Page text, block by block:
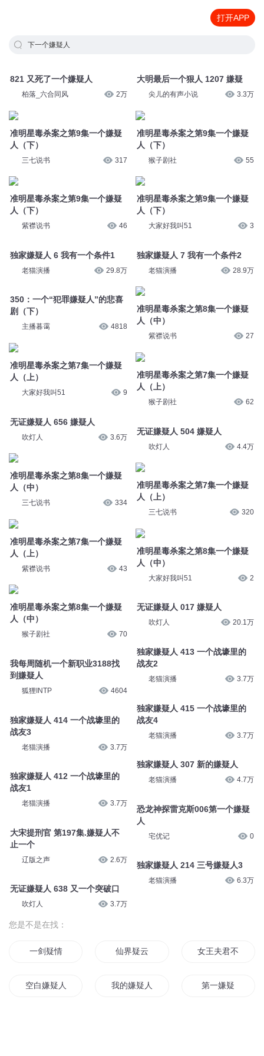
打开APP
下一个嫌疑人
821 又死了一个嫌疑人
柏落_六合同风 2万
准明星毒杀案之第9集一个嫌疑
人（下）
三七说书 317
准明星毒杀案之第9集一个嫌疑
人（下）
紫襟说书 46
独家嫌疑人 6 我有一个条件1
老猫演播 29.8万
350：一个“犯罪嫌疑人”的悲喜
剧（下）
主播暮霭 4818
准明星毒杀案之第7集一个嫌疑
人（上）
大家好我叫51 9
无证嫌疑人 656 嫌疑人
吹灯人 3.6万
准明星毒杀案之第8集一个嫌疑
人（中）
三七说书 334
准明星毒杀案之第7集一个嫌疑
人（上）
紫襟说书 43
准明星毒杀案之第8集一个嫌疑
人（中）
猴子剧社 70
我每周随机一个新职业3188找
到嫌疑人
狐狸INTP 4604
独家嫌疑人 414 一个战壕里的
战友3
老猫演播 3.7万
独家嫌疑人 412 一个战壕里的
战友1
老猫演播 3.7万
大宋提刑官 第197集.嫌疑人不
止一个
辽版之声 2.6万
无证嫌疑人 638 又一个突破口
吹灯人 3.7万
大明最后一个狠人 1207 嫌疑
尖儿的有声小说 3.3万
准明星毒杀案之第9集一个嫌疑
人（下）
猴子剧社 55
准明星毒杀案之第9集一个嫌疑
人（下）
大家好我叫51 3
独家嫌疑人 7 我有一个条件2
老猫演播 28.9万
准明星毒杀案之第8集一个嫌疑
人（中）
紫襟说书 27
准明星毒杀案之第7集一个嫌疑
人（上）
猴子剧社 62
无证嫌疑人 504 嫌疑人
吹灯人 4.4万
准明星毒杀案之第7集一个嫌疑
人（上）
三七说书 320
准明星毒杀案之第8集一个嫌疑
人（中）
大家好我叫51 2
无证嫌疑人 017 嫌疑人
吹灯人 20.1万
独家嫌疑人 413 一个战壕里的
战友2
老猫演播 3.7万
独家嫌疑人 415 一个战壕里的
战友4
老猫演播 3.7万
独家嫌疑人 307 新的嫌疑人
老猫演播 4.7万
恐龙神探雷克斯006第一个嫌疑
人
宅优记 0
独家嫌疑人 214 三号嫌疑人3
老猫演播 6.3万
您是不是在找：
一剑疑情 仙界疑云 女王夫君不嫌多
空白嫌疑人 我的嫌疑人小姐 第一嫌疑